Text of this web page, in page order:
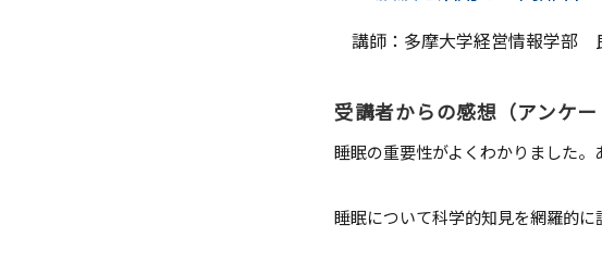
その他の取り組み講師：多摩大学経営情報学部
受講者からの感想（アンケー
睡眠の重要性がよくわかりました。
睡眠について科学的知見を網羅的に